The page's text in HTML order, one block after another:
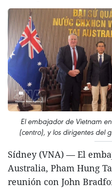
El embajador de Vietnam
(centro), y los dirigentes del
Sídney (VNA) — El
Australia, Pham Hung
reunión con John